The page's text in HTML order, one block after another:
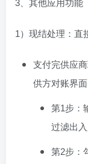
3、其他应用功能
1）现结处理：直
支付完供应
供方对账界
第1步：
过滤出入
第2步：